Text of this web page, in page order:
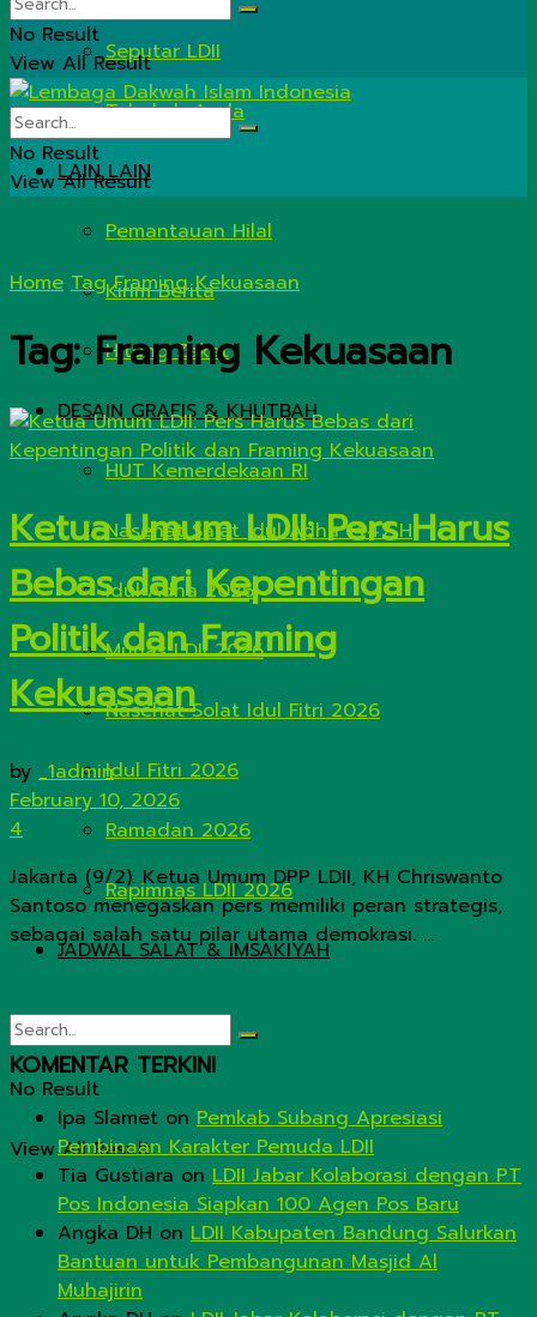
Seputar LDII
Tahukah Anda
LAIN LAIN
Pemantauan Hilal
Kirim Berita
Hitung Zakat
DESAIN GRAFIS & KHUTBAH
HUT Kemerdekaan RI
Nasehat Salat Idul Adha 1447 H
Idul Adha 2026
Munas LDII 2026
Nasehat Solat Idul Fitri 2026
Idul Fitri 2026
Ramadan 2026
Rapimnas LDII 2026
JADWAL SALAT & IMSAKIYAH
No Result
View All Result
No Result
View All Result
No Result
View All Result
Home Tag Framing Kekuasaan
Tag:Framing Kekuasaan
Ketua Umum LDII: Pers Harus
Bebas dari Kepentingan
Politik dan Framing
Kekuasaan
by _1admin
February 10, 2026
4
Jakarta (9/2). Ketua Umum DPP LDII, KH Chriswanto
Santoso menegaskan pers memiliki peran strategis,
sebagai salah satu pilar utama demokrasi. ...
KOMENTAR TERKINI
Ipa Slamet on Pemkab Subang Apresiasi
Pembinaan Karakter Pemuda LDII
Tia Gustiara on LDII Jabar Kolaborasi dengan PT
Pos Indonesia Siapkan 100 Agen Pos Baru
Angka DH on LDII Kabupaten Bandung Salurkan
Bantuan untuk Pembangunan Masjid Al
Muhajirin